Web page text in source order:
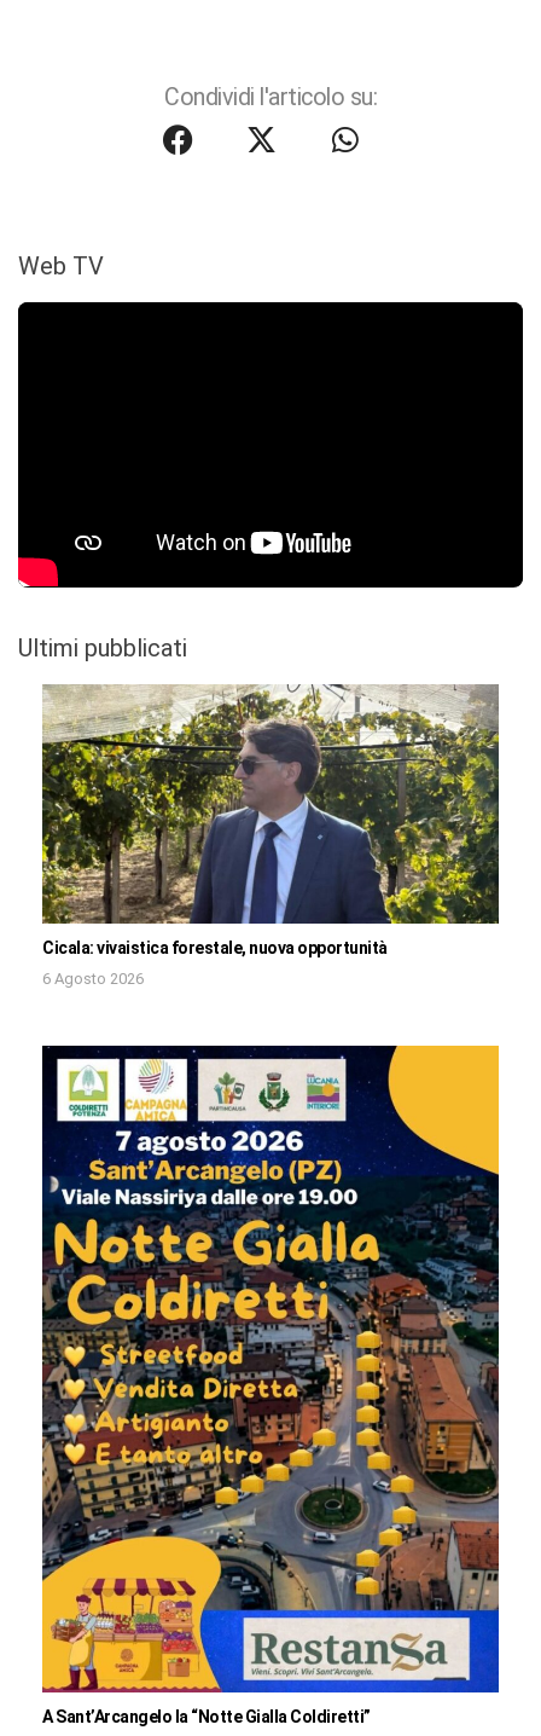
Condividi l'articolo su:
Web TV
Ultimi pubblicati
Cicala: vivaistica forestale, nuova opportunità
6 Agosto 2026
A Sant’Arcangelo la “Notte Gialla Coldiretti”